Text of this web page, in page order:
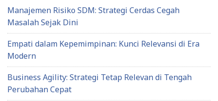
Manajemen Risiko SDM: Strategi Cerdas Cegah
Masalah Sejak Dini
Empati dalam Kepemimpinan: Kunci Relevansi di Era
Modern
Business Agility: Strategi Tetap Relevan di Tengah
Perubahan Cepat